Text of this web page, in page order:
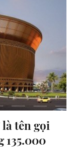
tên gọi
135.000